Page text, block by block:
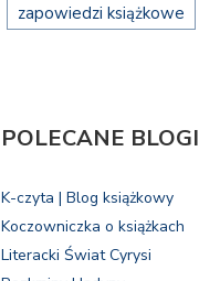
zapowiedzi książkowe
POLECANE BLOGI
K-czyta | Blog książkowy
Koczowniczka o książkach
Literacki Świat Cyrysi